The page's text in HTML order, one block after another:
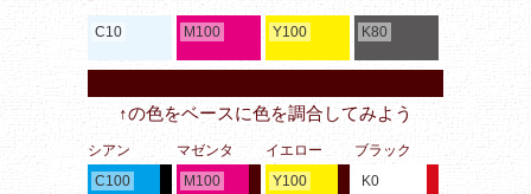
C10 M100 Y100 K80
↑の色をベースに色を調合してみよう
シアン
C100
マゼンタ
M100
イエロー
Y100
ブラック
K0